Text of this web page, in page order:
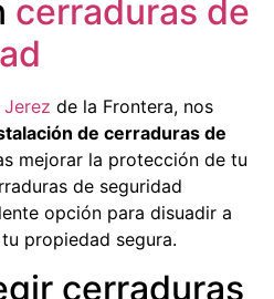
cerraduras de
de la Frontera, nos
de cerraduras de
mejorar la protección de tu
de seguridad
opción para disuadir a
propiedad segura.
cerraduras